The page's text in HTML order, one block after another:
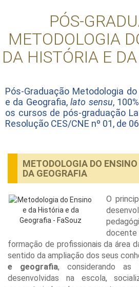
PÓS-
METODOLOGIA
DA HISTÓRIA E
Pós-Graduação Metodologia
e da Geografia,lato sensu,
os cursos de pós-graduação
Resolução CES/CNE nº 01, de
METODOLOGIA DO
DA GEOGRAFIA
O
formação de profissionais da área
sentido da ampliação dos seus
e geografia, considerando as
desenvolvidas na escola,